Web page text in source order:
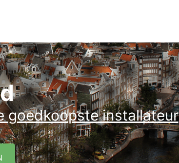
goedkoopste installateur